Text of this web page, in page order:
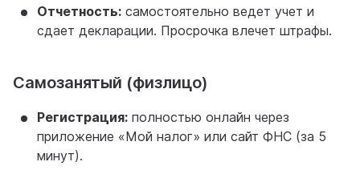
Отчетность: самостоятельно ведет учет и
сдает декларации. Просрочка влечет штрафы.
Самозанятый (физлицо)
Регистрация: полностью онлайн через
приложение «Мой налог» или сайт ФНС (за 5
минут).